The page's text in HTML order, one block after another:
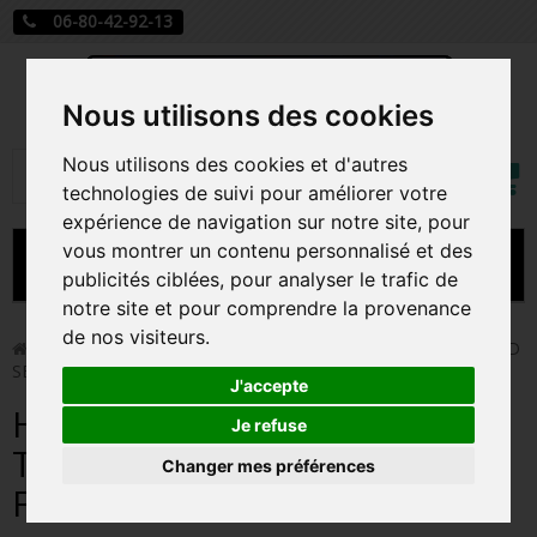
Nous utilisons des cookies
Nous utilisons des cookies et d'autres
technologies de suivi pour améliorer votre
expérience de navigation sur notre site, pour
vous montrer un contenu personnalisé et des
publicités ciblées, pour analyser le trafic de
notre site et pour comprendre la provenance
de nos visiteurs.
J'accepte
Je refuse
Changer mes préférences
06-80-42-92-13
Rechercher
Mon
MENU
CARTE A JOUER
PRÉCOMMANDE FIGURINES POP
FIGURINES POP MANGA
FIGURINES POP DISNEY
FIGURINES POP MARVEL
Funko Pop! > HARLEY QUINN / BATMAN THE ANIMATED
SERIES / FIGURINE FUNKO POP
HARLEY QUINN / BATMAN
THE ANIMATED SERIES /
FIGURINE FUNKO POP